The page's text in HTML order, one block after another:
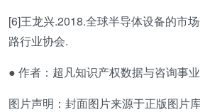
[6]王龙兴.2018.全球半导体设备的市
路行业协会.
● 作者：超凡知识产权数据与咨询事
图片声明：封面图片来源于正版图片库